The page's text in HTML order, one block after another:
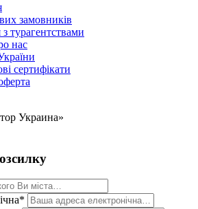
замовників
турагентствами
нас
сертифікати
Украина»